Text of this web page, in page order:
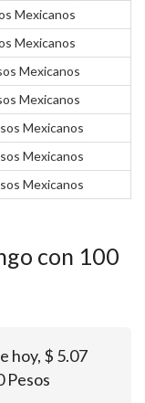
Mexicanos
Mexicanos
Mexicanos
Mexicanos
Mexicanos
Mexicanos
Mexicanos
con 100
hoy, $ 5.07
Pesos